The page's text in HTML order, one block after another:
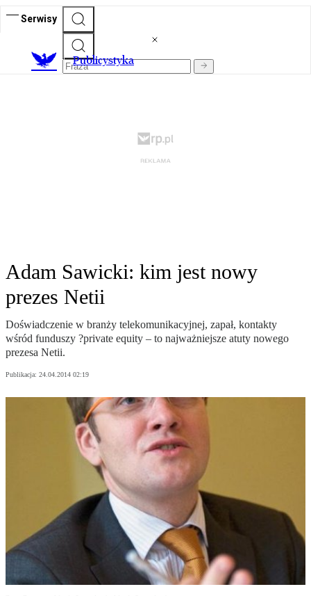
Serwisy
Publicystyka
Adam Sawicki: kim jest nowy
prezes Netii
Doświadczenie w branży telekomunikacyjnej, zapał, kontakty
wśród funduszy ?private equity – to najważniejsze atuty nowego
prezesa Netii.
Publikacja: 24.04.2014 02:19